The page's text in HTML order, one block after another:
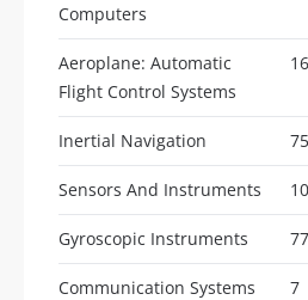
Computers
Aeroplane: Automatic
Flight Control Systems
Inertial Navigation 75
Sensors And Instruments
Gyroscopic Instruments 77
Communication Systems 7